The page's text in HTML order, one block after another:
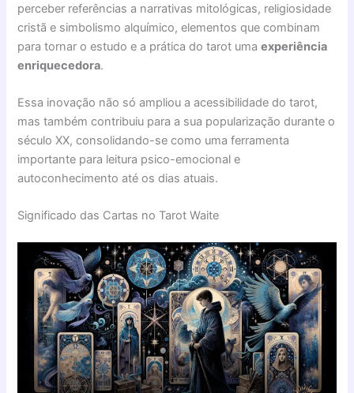
perceber referências a narrativas mitológicas, religiosidade
cristã e simbolismo alquímico, elementos que combinam
para tornar o estudo e a prática do tarot umaexperiência
enriquecedora.
Essa inovação não só ampliou a acessibilidade do tarot,
mas também contribuiu para a sua popularização durante o
século XX, consolidando-se como uma ferramenta
importante para leitura psico-emocional e
autoconhecimento até os dias atuais.
Significado das Cartas no Tarot Waite